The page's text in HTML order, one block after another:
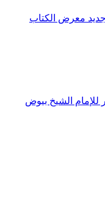
معرض الكتاب
للإمام الشيخ بيوض